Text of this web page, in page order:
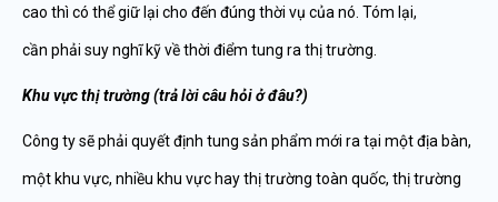
cao thì có thể giữ lại cho đến đúng thời vụ của nó. Tóm lại,
cần phải suy nghĩ kỹ về thời điểm tung ra thị trường.
Khu vực thịtrường (trảlời câu hỏiởđâu?)
Công ty sẽ phải quyết định tung sản phẩm mới ra tại một địa bàn,
một khu vực, nhiều khu vực hay thị trường toàn quốc, thị trường